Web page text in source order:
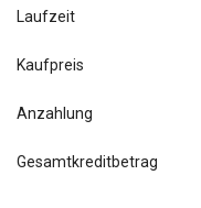
Laufzeit
Kaufpreis
Anzahlung
Gesamtkreditbetrag